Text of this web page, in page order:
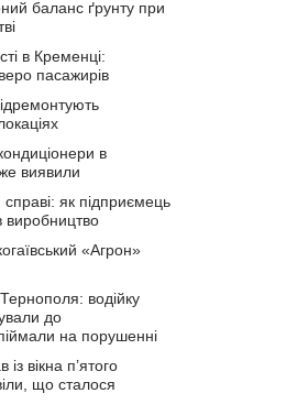
баланс ґрунту при
в Кременці:
пасажирів
в
виявили
як підприємець
виробництво
«Агрон»
водійку
до
на порушенні
вікна п’ятого
що сталося